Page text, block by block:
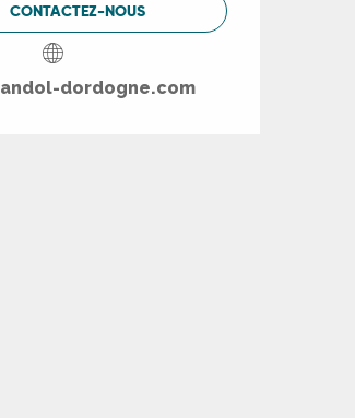
CONTACTEZ-NOUS
dordogne.com